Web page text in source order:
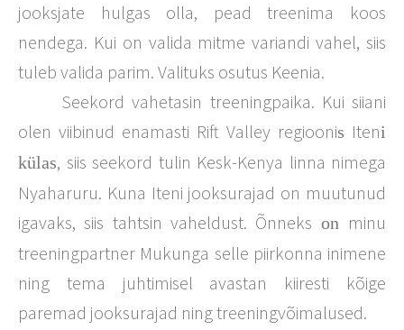
jooksjate hulgas olla, pead treenima koos
nendega. Kui on valida mitme variandi vahel, siis
tuleb valida parim. Valituks osutus Keenia.
Seekord vahetasin treeningpaika. Kui siiani
olen viibinud enamasti Rift Valley regioonis Iteni
külas, siis seekord tulin Kesk-Kenya linna nimega
Nyaharuru. Kuna Iteni jooksurajad on muutunud
igavaks, siis tahtsin vaheldust. Õnneks on minu
treeningpartner Mukunga selle piirkonna inimene
ning tema juhtimisel avastan kiiresti kõige
paremad jooksurajad ning treeningvõimalused.